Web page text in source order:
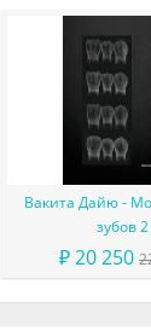
Вакита Дайю -
зубов 2
₽ 20 250